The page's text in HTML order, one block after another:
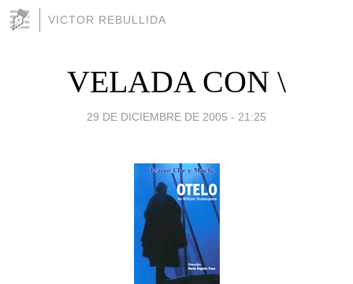
VICTOR REBULLIDA
VELADA CON \
29 DE DICIEMBRE DE 2005 - 21:25